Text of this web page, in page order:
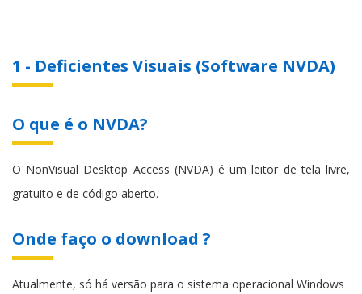
1 - Deficientes Visuais (Software NVDA)
O que é o NVDA?
O NonVisual Desktop Access (NVDA) é um leitor de tela livre,
gratuito e de código aberto.
Onde faço o download ?
Atualmente, só há versão para o sistema operacional Windows